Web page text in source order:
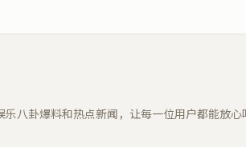
八卦爆料和热点新闻，让每一位用户都能放心